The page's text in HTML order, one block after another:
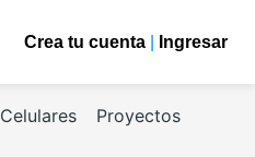
Crea tu cuenta| Ingresar
Celulares Proyectos